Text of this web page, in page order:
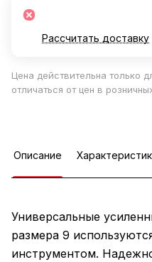
Рассчитать доставку
Цена действительна только
отличаться от цен в
Описание
Универсальные
размера 9
инструментом.